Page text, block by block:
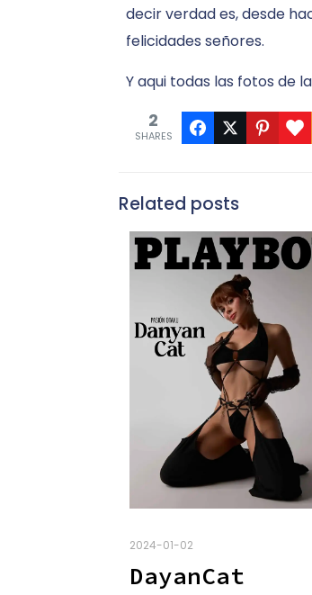
decir verdad es, desde
felicidades señores.
Y aqui todas las fotos de
2
SHARES
Related posts
2024-01-02
DayanCat